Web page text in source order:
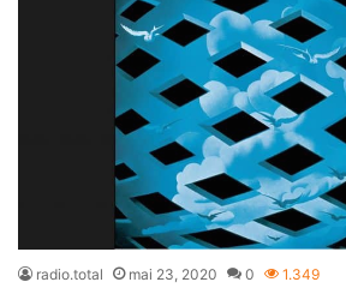
radio.total mai 23, 2020 0 1.349